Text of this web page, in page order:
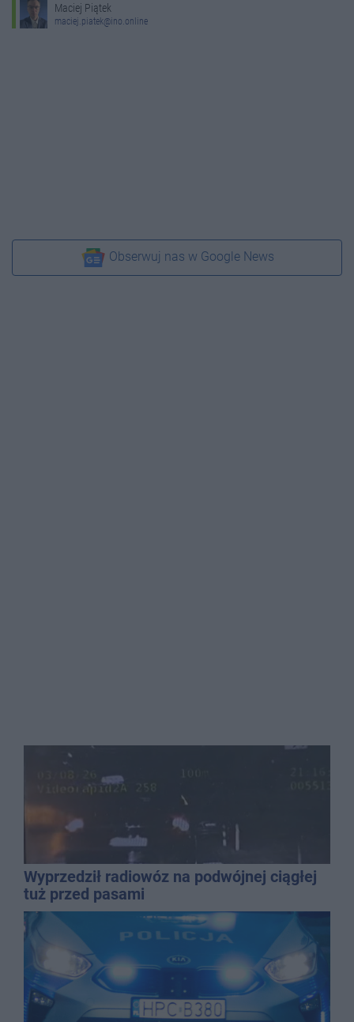
Maciej Piątek
maciej.piatek@ino.online
Obserwuj nas w Google News
Wyprzedził radiowóz na podwójnej ciągłej
tuż przed pasami